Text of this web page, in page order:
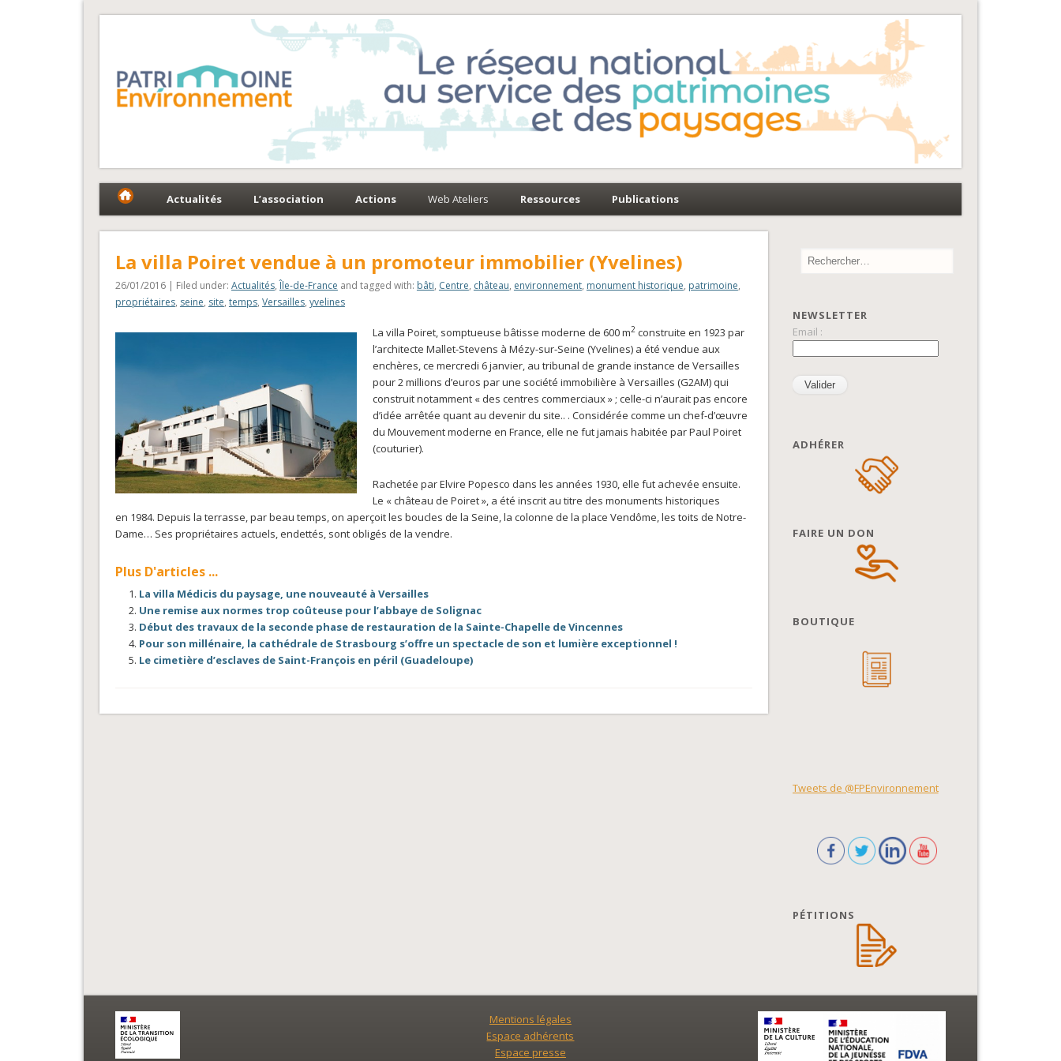
Fédération Patrimoine-Environnement
Actualités L’association Actions Web Ateliers Ressources Publications
La villa Poiret vendue à un promoteur immobilier (Yvelines)
26/01/2016 | Filed under: Actualités,Île-de-France and tagged with: bâti, Centre, château, environnement, monument historique, patrimoine,
propriétaires, seine, site, temps, Versailles, yvelines
La villa Poiret, somptueuse bâtisse moderne de 600 m2construite en 1923 par
l’architecte Mallet-Stevens à Mézy-sur-Seine (Yvelines) a été vendue aux
enchères, ce mercredi 6 janvier, au tribunal de grande instance de Versailles
pour 2 millions d’euros par une société immobilière à Versailles (G2AM) qui
construit notamment « des centres commerciaux » ; celle-ci n’aurait pas encore
d’idée arrêtée quant au devenir du site.. . Considérée comme un chef-d’œuvre
du Mouvement moderne en France, elle ne fut jamais habitée par Paul Poiret
(couturier).
Rachetée par Elvire Popesco dans les années 1930, elle fut achevée ensuite.
Le « château de Poiret », a été inscrit au titre des monuments historiques
en 1984. Depuis la terrasse, par beau temps, on aperçoit les boucles de la Seine, la colonne de la place Vendôme, les toits de Notre-
Dame… Ses propriétaires actuels, endettés, sont obligés de la vendre.
Plus D'articles ...
La villa Médicis du paysage, une nouveauté à Versailles
Une remise aux normes trop coûteuse pour l’abbaye de Solignac
Début des travaux de la seconde phase de restauration de la Sainte-Chapelle de Vincennes
Pour son millénaire, la cathédrale de Strasbourg s’offre un spectacle de son et lumière exceptionnel !
Le cimetière d’esclaves de Saint-François en péril (Guadeloupe)
NEWSLETTER
Email :
ADHÉRER
FAIRE UN DON
BOUTIQUE
Tweets de @FPEnvironnement
PÉTITIONS
Mentions légales
Espace adhérents
Espace presse